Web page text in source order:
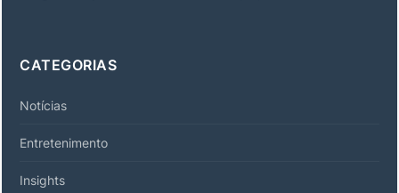
CATEGORIAS
Notícias
Entretenimento
Insights